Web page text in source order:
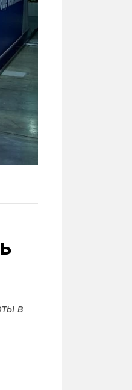
в